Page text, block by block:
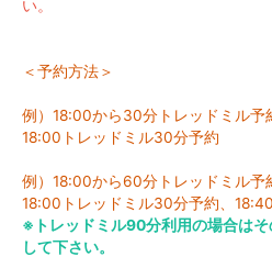
い。
＜予約方法＞
例）18:00から30分トレッドミル
18:00トレッドミル30分予約
例）18:00から60分トレッドミル
18:00トレッドミル30分予約、
※トレッドミル90分利用の場合は
して下さい。